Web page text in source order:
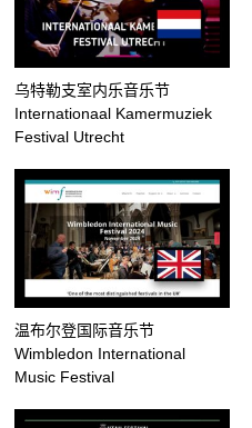
乌特勒支室内乐音乐节
Internationaal Kamermuziek
Festival Utrecht
温布尔登国际音乐节
Wimbledon International
Music Festival